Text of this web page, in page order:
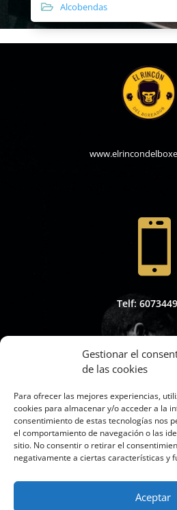
Gestionar el
de las cookies
Para ofrecer las mejores experiencias,
cookies para almacenar y/o acceder a la
consentimiento de estas tecnologías nos
el comportamiento de navegación o las
sitio. No consentir o retirar el
negativamente a ciertas características y
Aceptar
Alcobendas

Telf:
Whapsap: